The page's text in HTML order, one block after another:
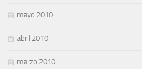
mayo 2010
abril 2010
marzo 2010